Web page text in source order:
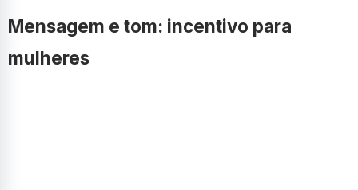
Mensagem e tom: incentivo para
mulheres